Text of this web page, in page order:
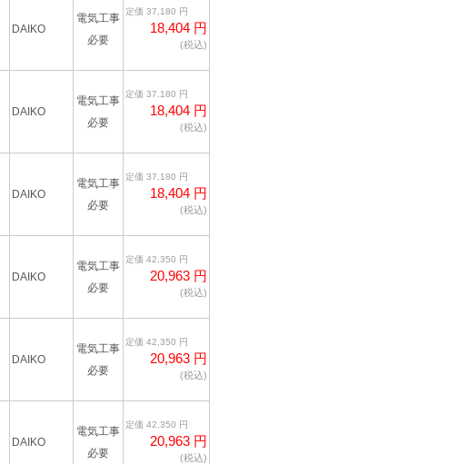
DAIKO
電気工事
必要
定価 37,180 円
18,404 円
(税込)
DAIKO
電気工事
必要
定価 37,180 円
18,404 円
(税込)
DAIKO
電気工事
必要
定価 37,180 円
18,404 円
(税込)
DAIKO
電気工事
必要
定価 42,350 円
20,963 円
(税込)
DAIKO
電気工事
必要
定価 42,350 円
20,963 円
(税込)
DAIKO
電気工事
必要
定価 42,350 円
20,963 円
(税込)